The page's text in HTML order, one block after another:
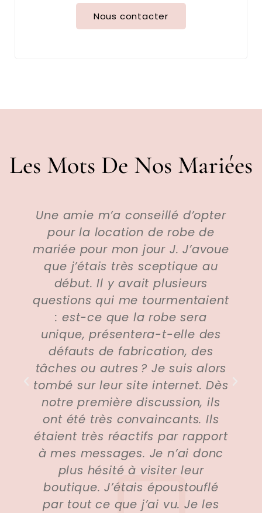
Nous contacter
Les Mots De Nos Mariées
conseillé d’opter
de robe de
mon jour J. J’avoue
très sceptique au
y avait plusieurs
me tourmentaient
la robe sera
t-elle des
fabrication, des
? Je suis alors
site internet. Dès
discussion, ils
convaincants. Ils
réactifs par rapport
Je n’ai donc
à visiter leur
époustouflé
que j’ai vu. Je les
C’est grâce à
fait appel à leur
fait leur
époque,
deux ans,
mariée et a
robe que j’ai
Je me suis dit
ferais
prestataire
Je me suis
mois et j’ai loué
eux. Oui, j’ai
car le prix
abordable
pour prendre